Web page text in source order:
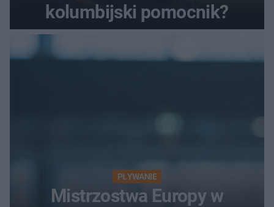
kolumbijski pomocnik?
PŁYWANIE
Mistrzostwa Europy w